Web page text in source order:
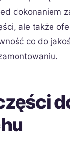
dokonaniem
ale także
co do